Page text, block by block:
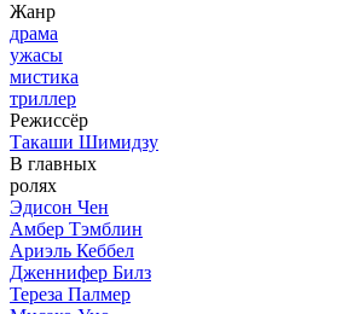
Жанр
драма
ужасы
мистика
триллер
Режиссёр
Такаши Шимидзу
В главных
ролях
Эдисон Чен
Амбер Тэмблин
Ариэль Кеббел
Дженнифер Билз
Тереза Палмер